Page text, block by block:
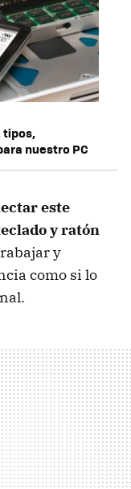
tipos,
nuestro PC
este
y ratón
y
como si lo